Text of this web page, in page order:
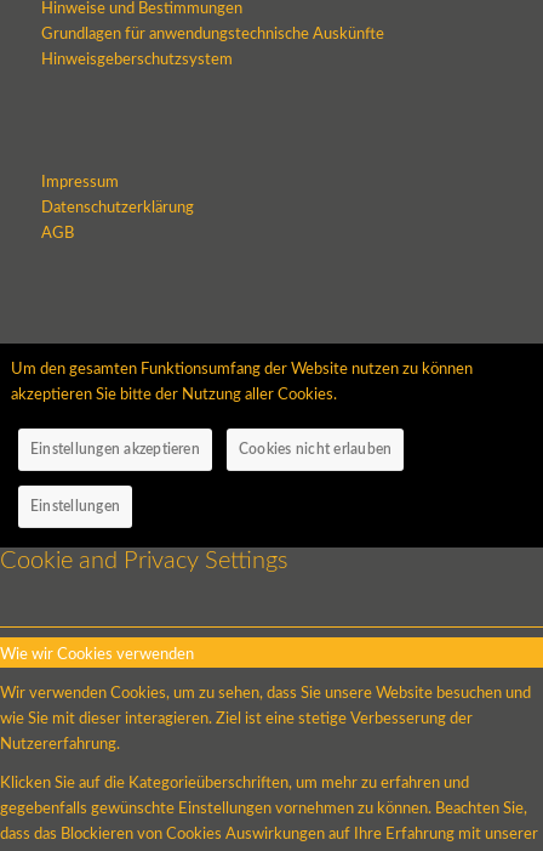
Hinweise und Bestimmungen
Grundlagen für anwendungstechnische Auskünfte
Hinweisgeberschutzsystem
Impressum
Datenschutzerklärung
AGB
Um den gesamten Funktionsumfang der Website nutzen zu können
akzeptieren Sie bitte der Nutzung aller Cookies.
Einstellungen akzeptieren Cookies nicht erlauben
Einstellungen
Cookie and Privacy Settings
Wie wir Cookies verwenden
Wir verwenden Cookies, um zu sehen, dass Sie unsere Website besuchen und
wie Sie mit dieser interagieren. Ziel ist eine stetige Verbesserung der
Nutzererfahrung.
Klicken Sie auf die Kategorieüberschriften, um mehr zu erfahren und
gegebenfalls gewünschte Einstellungen vornehmen zu können. Beachten Sie,
dass das Blockieren von Cookies Auswirkungen auf Ihre Erfahrung mit unserer